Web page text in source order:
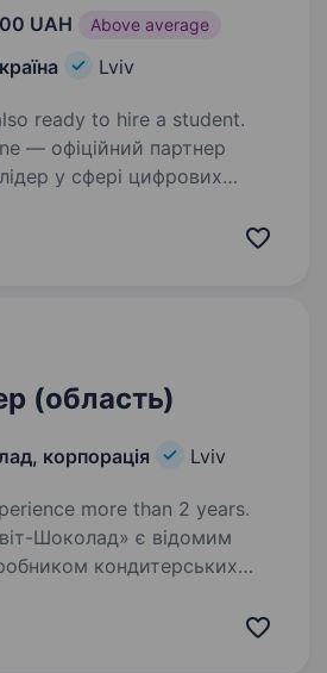
UAH Above average
Lviv
ready to hire a student.
— офіційний партнер
у сфері цифрових
на Google Maps). Шукаємо
(область)
корпорація Lviv
more than 2 years.
Шоколад» є відомим
кондитерських
вторгнення.